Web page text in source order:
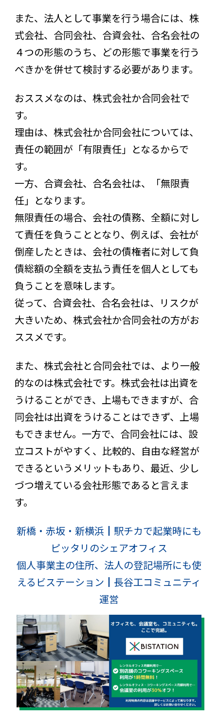
また、法人として事業を行う場合には、株
式会社、合同会社、合資会社、合名会社の
４つの形態のうち、どの形態で事業を行う
べきかを併せて検討する必要があります。
おススメなのは、株式会社か合同会社で
す。
理由は、株式会社か合同会社については、
責任の範囲が「有限責任」となるからで
す。
一方、合資会社、合名会社は、「無限責
任」となります。
無限責任の場合、会社の債務、全額に対し
て責任を負うこととなり、例えば、会社が
倒産したときは、会社の債権者に対して負
債総額の全額を支払う責任を個人としても
負うことを意味します。
従って、合資会社、合名会社は、リスクが
大きいため、株式会社か合同会社の方がお
ススメです。
また、株式会社と合同会社では、より一般
的なのは株式会社です。株式会社は出資を
うけることができ、上場もできますが、合
同会社は出資をうけることはできず、上場
もできません。一方で、合同会社には、設
立コストがやすく、比較的、自由な経営が
できるというメリットもあり、最近、少し
づつ増えている会社形態であると言えま
す。
新橋・赤坂・新横浜┃駅チカで起業時にも
ピッタリのシェアオフィス
個人事業主の住所、法人の登記場所にも使
えるビステーション┃長谷工コミュニティ
運営